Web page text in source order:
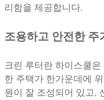
리함을 제공합니다.
조용하고 안전한 주
크린 루터란 하이스쿨
한 주택가 한가운데에
원이 잘 조성되어 있고,